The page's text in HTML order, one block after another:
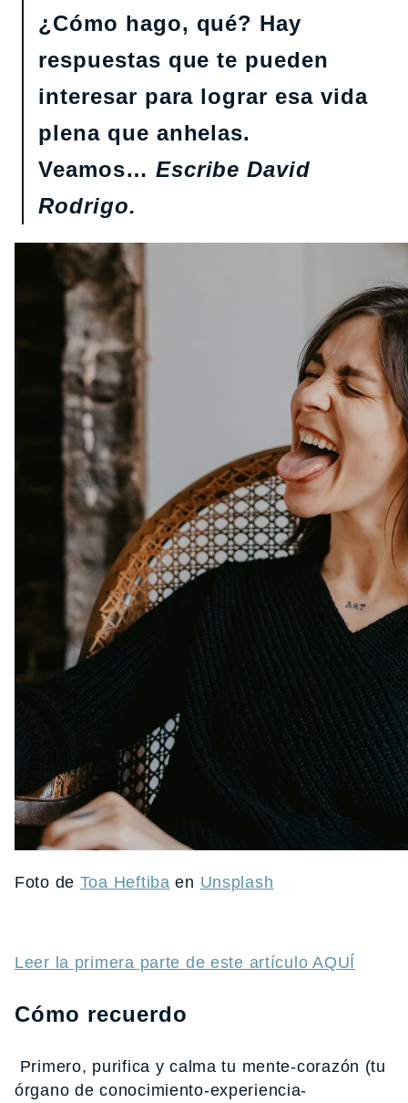
¿Cómo hago, qué? Hay
respuestas que te pueden
interesar para lograr esa vida
plena que anhelas.
Veamos… Escribe David
Rodrigo.
Foto de Toa Heftiba en Unsplash
Leer la primera parte de este artículo AQUÍ
Cómo recuerdo
Primero, purifica y calma tu mente-corazón (tu
órgano de conocimiento-experiencia-